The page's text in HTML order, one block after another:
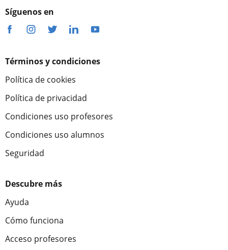
Síguenos en
Términos y condiciones
Política de cookies
Política de privacidad
Condiciones uso profesores
Condiciones uso alumnos
Seguridad
Descubre más
Ayuda
Cómo funciona
Acceso profesores